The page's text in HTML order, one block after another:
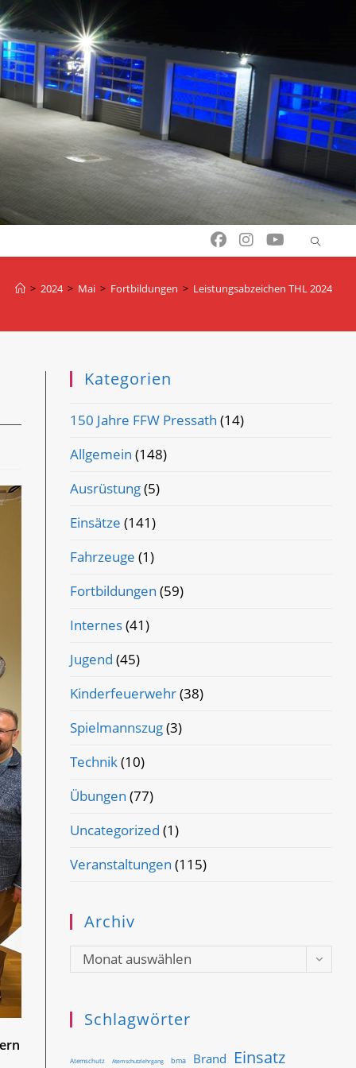
> 2024 > Mai > Fortbildungen > Leistungsabzeichen THL 2024
Kategorien
150 Jahre FFW Pressath (14)
Allgemein (148)
Ausrüstung(5)
Einsätze (141)
Fahrzeuge (1)
Fortbildungen (59)
Internes(41)
Jugend (45)
Kinderfeuerwehr(38)
Spielmannszug(3)
Technik(10)
Übungen (77)
Uncategorized (1)
Veranstaltungen (115)
Archiv
Archiv
Monat auswählen
Schlagwörter
Atemschutz Atemschutzlehrgang bma Brand Einsatz